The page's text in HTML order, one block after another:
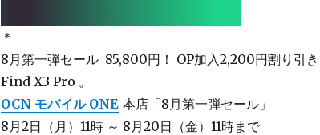
＊
8月第一弾セール 85,800円！ OP加入2,200円割り
Find X3 Pro 。
OCN モバイル ONE 本店「8月第一弾セール」
8月2日（月）11時 ～ 8月20日（金）11時まで